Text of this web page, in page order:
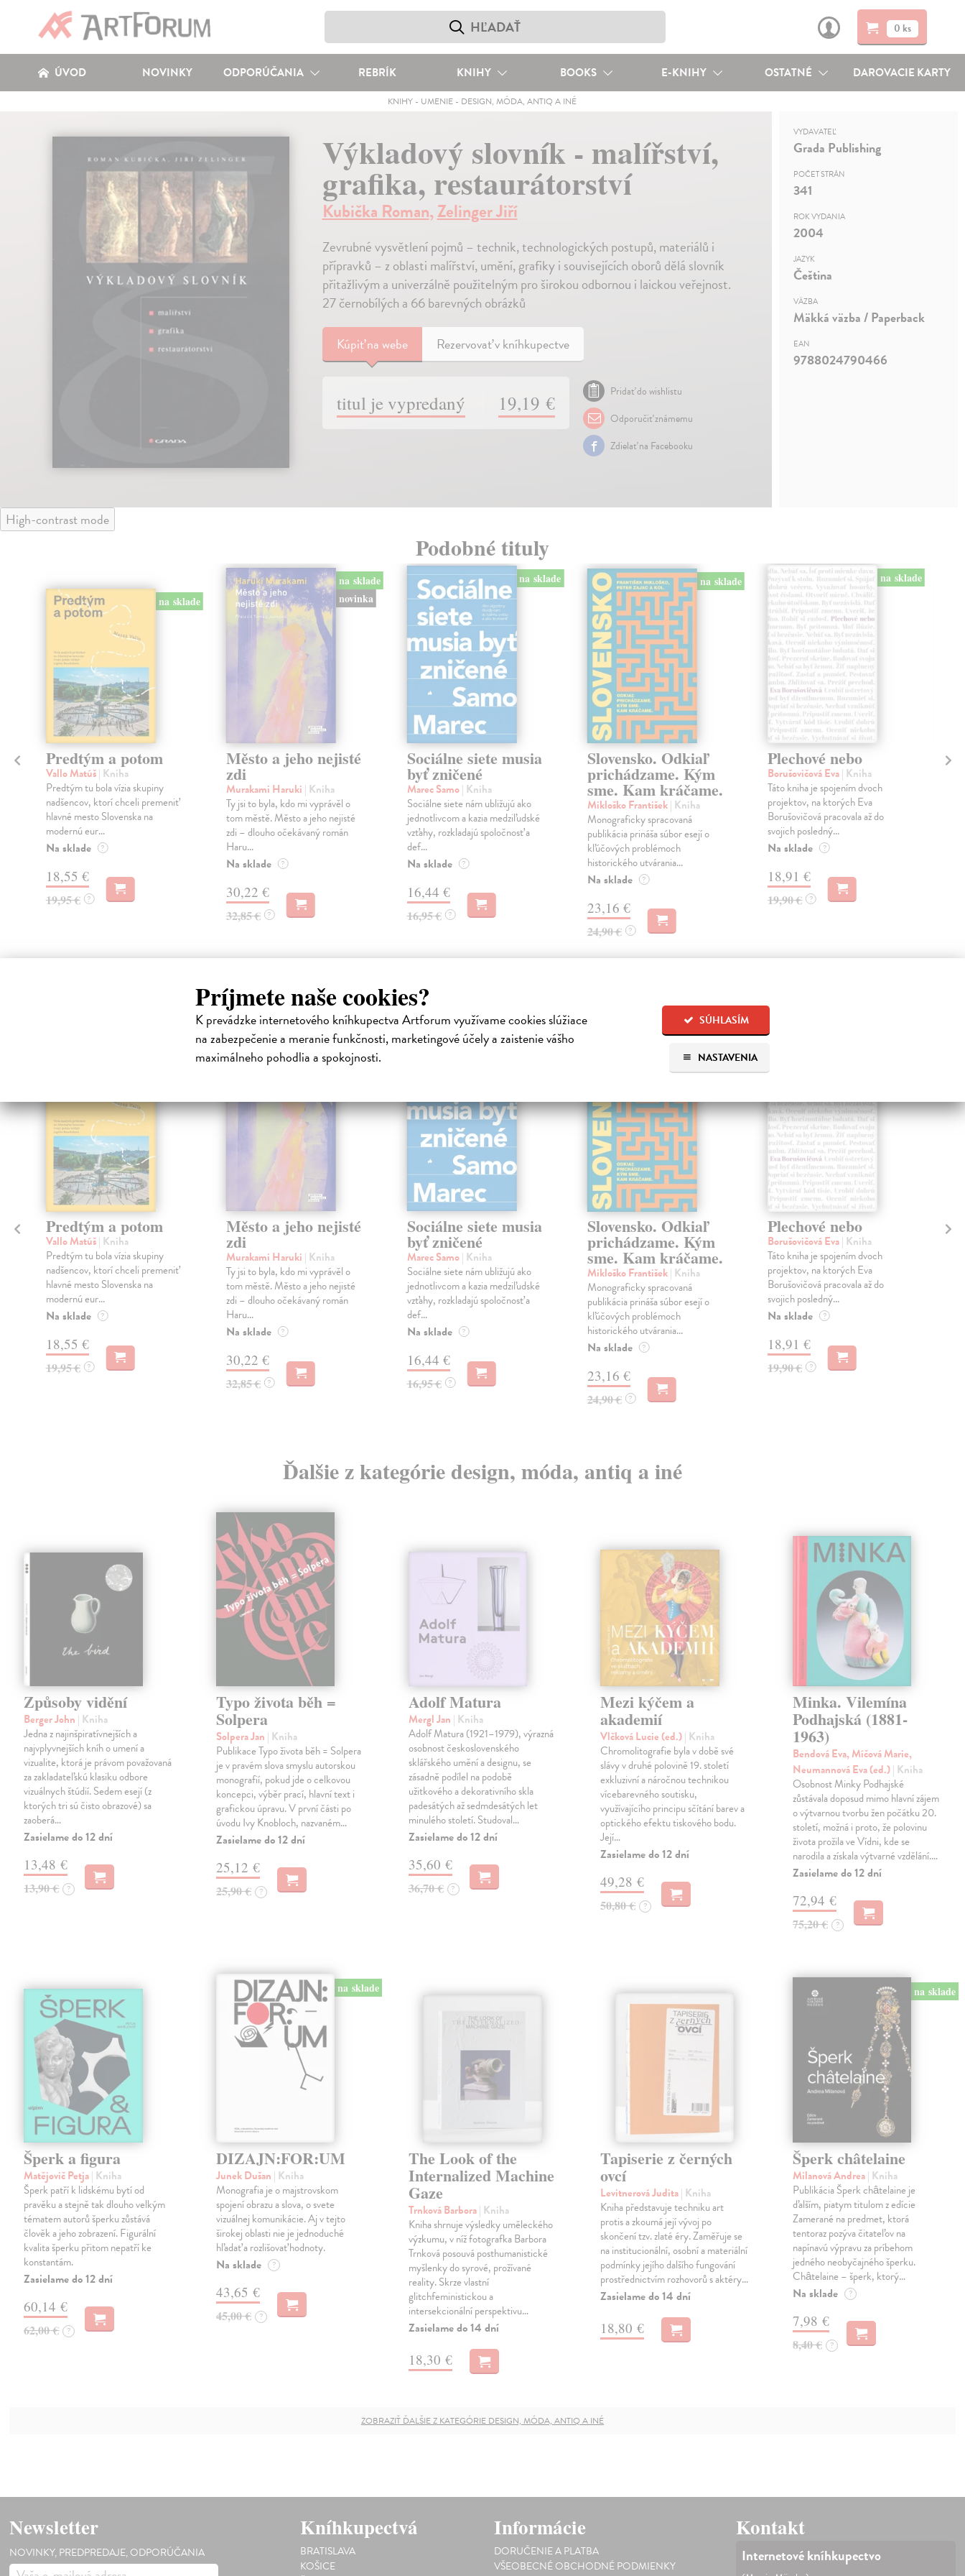
Príjmete naše cookies?
K prevádzke internetového kníhkupectva Artforum využívame cookies slúžiace
na zabezpečenie a meranie funkčnosti, marketingové účely a zaistenie vášho
maximálneho pohodlia a spokojnosti.
SÚHLASÍM
NASTAVENIA
0 ks
ÚVOD NOVINKY ODPORÚČANIA REBRÍK KNIHY BOOKS E-KNIHY OSTATNÉ DAROVACIE KARTY
KNIHY - UMENIE - DESIGN, MÓDA, ANTIQ A INÉ
Výkladový slovník - malířství,
grafika, restaurátorství
Kubička Roman,Zelinger Jiří
Zevrubné vysvětlení pojmů – technik, technologických postupů, materiálů i
přípravků – z oblasti malířství, umění, grafiky i souvisejících oborů dělá slovník
přitažlivým a univerzálně použitelným pro širokou odbornou i laickou veřejnost.
27 černobílých a 66 barevných obrázků
Kúpiťna webe Rezervovať v kníhkupectve
titul je vypredaný 19,19 €
Pridať do wishlistu
Odporučiť známemu
Zdielať na Facebooku
VYDAVATEĽ
Grada Publishing
POČET STRÁN
341
ROK VYDANIA
2004
JAZYK
Čeština
VÄZBA
Mäkká väzba / Paperback
EAN
9788024790466
High-contrast mode
Podobné tituly
na sklade
Predtým a potom
Vallo Matúš| Kniha
Predtým tu bola vízia skupiny
nadšencov, ktorí chceli premeniť
hlavné mesto Slovenska na
modernú eur...
Na sklade ?
18,55 €
19,95 € ?
na sklade
novinka
Město a jeho nejisté
zdi
Murakami Haruki | Kniha
Ty jsi to byla, kdo mi vyprávěl o
tom městě. Město a jeho nejisté
zdi – dlouho očekávaný román
Haru...
Na sklade ?
30,22 €
32,85 € ?
na sklade
Sociálne siete musia
byť zničené
Marec Samo| Kniha
Sociálne siete nám ubližujú ako
jednotlivcom a kazia medziľudské
vzťahy, rozkladajú spoločnosť a
def...
Na sklade ?
16,44 €
16,95 € ?
na sklade
Slovensko. Odkiaľ
prichádzame. Kým
sme. Kam kráčame.
Mikloško František| Kniha
Monograficky spracovaná
publikácia prináša súbor esejí o
kľúčových problémoch
historického utvárania...
Na sklade ?
23,16 €
24,90 € ?
na sklade
Plechové nebo
Borušovičová Eva| Kniha
Táto kniha je spojením dvoch
projektov, na ktorých Eva
Borušovičová pracovala až do
svojich posledný...
Na sklade ?
18,91 €
19,90 € ?
Čitatelia s podobným vkusom si kúpili aj:
Predtým a potom
Vallo Matúš| Kniha
Predtým tu bola vízia skupiny
nadšencov, ktorí chceli premeniť
hlavné mesto Slovenska na
modernú eur...
Na sklade ?
18,55 €
19,95 € ?
na sklade
novinka
Město a jeho nejisté
zdi
Murakami Haruki | Kniha
Ty jsi to byla, kdo mi vyprávěl o
tom městě. Město a jeho nejisté
zdi – dlouho očekávaný román
Haru...
Na sklade ?
30,22 €
32,85 € ?
na sklade
Sociálne siete musia
byť zničené
Marec Samo| Kniha
Sociálne siete nám ubližujú ako
jednotlivcom a kazia medziľudské
vzťahy, rozkladajú spoločnosť a
def...
Na sklade ?
16,44 €
16,95 € ?
Slovensko. Odkiaľ
prichádzame. Kým
sme. Kam kráčame.
Mikloško František| Kniha
Monograficky spracovaná
publikácia prináša súbor esejí o
kľúčových problémoch
historického utvárania...
Na sklade ?
23,16 €
24,90 € ?
Plechové nebo
Borušovičová Eva| Kniha
Táto kniha je spojením dvoch
projektov, na ktorých Eva
Borušovičová pracovala až do
svojich posledný...
Na sklade ?
18,91 €
19,90 € ?
Ďalšie z kategórie design, móda, antiq a iné
Způsoby vidění
Berger John | Kniha
Jedna z najinšpiratívnejších a
najvplyvnejších kníh o umení a
vizualite, ktorá je právom považovaná
za zakladateľskú klasiku odbore
vizuálnych štúdií. Sedem esejí (z
ktorých tri sú čisto obrazové) sa
zaoberá…
Zasielame do 12 dní
13,48 €
13,90 € ?
Typo života běh =
Solpera
Solpera Jan | Kniha
Publikace Typo života běh = Solpera
je v pravém slova smyslu autorskou
monografií, pokud jde o celkovou
koncepci, výběr prací, hlavní text i
grafickou úpravu. V první části po
úvodu Ivy Knobloch, nazvaném…
Zasielame do 12 dní
25,12 €
25,90 € ?
Adolf Matura
Mergl Jan | Kniha
Adolf Matura (1921–1979), výrazná
osobnost československého
sklářského umění a designu, se
zásadně podílel na podobě
užitkového a dekorativního skla
padesátých až sedmdesátých let
minulého století. Studoval…
Zasielame do 12 dní
35,60 €
36,70 € ?
Mezi kýčem a
akademií
Vlčková Lucie (ed.)| Kniha
Chromolitografie byla v době své
slávy v druhé polovině 19. století
exkluzivní a náročnou technikou
vícebarevného soutisku,
využívajícího principu sčítání barev a
optického efektu tiskového bodu.
Její…
Zasielame do 12 dní
49,28 €
50,80 € ?
Minka. Vilemína
Podhajská (1881-
1963)
Bendová Eva, Míčová Marie,
Neumannová Eva (ed.)| Kniha
Osobnost Minky Podhajské
zůstávala doposud mimo hlavní zájem
o výtvarnou tvorbu žen počátku 20.
století, možná i proto, že polovinu
života prožila ve Vídni, kde se
narodila a získala výtvarné vzdělání.…
Zasielame do 12 dní
72,94 €
75,20 € ?
Šperk a figura
Matějovič Petja| Kniha
Šperk patří k lidskému bytí od
pravěku a stejně tak dlouho velkým
tématem autorů šperku zůstává
člověk a jeho zobrazení. Figurální
kvalita šperku přitom nepatří ke
konstantám.
Zasielame do 12 dní
60,14 €
62,00 € ?
na sklade
DIZAJN:FOR:UM
Junek Dušan | Kniha
Monografia je o majstrovskom
spojení obrazu a slova, o svete
vizuálnej komunikácie. Aj v tejto
širokej oblasti nie je jednoduché
hľadať a rozlišovať hodnoty.
Na sklade ?
43,65 €
45,00 € ?
The Look of the
Internalized Machine
Gaze
Trnková Barbora| Kniha
Kniha shrnuje výsledky uměleckého
výzkumu, v níž fotografka Barbora
Trnková posouvá posthumanistické
myšlenky do syrové, prožívané
reality. Skrze vlastní
glitchfeministickou a
intersekcionální perspektivu…
Zasielame do 14 dní
18,30 €
Tapiserie z černých
ovcí
Levitnerová Judita| Kniha
Kniha představuje techniku art
protis a zkoumá její vývoj po
skončení tzv. zlaté éry. Zaměřuje se
na institucionální, osobní a materiální
podmínky jejího dalšího fungování
prostřednictvím rozhovorů s aktéry…
Zasielame do 14 dní
18,80 €
na sklade
Šperk châtelaine
Milanová Andrea| Kniha
Publikácia Šperk châtelaine je
ďalším, piatym titulom z edície
Zamerané na predmet, ktorá
tentoraz pozýva čitateľov na
napínavú výpravu za príbehom
jedného neobyčajného šperku.
Châtelaine – šperk, ktorý…
Na sklade ?
7,98 €
8,40 € ?
ZOBRAZIŤ ĎALŠIE Z KATEGÓRIE DESIGN, MÓDA, ANTIQ A INÉ
Newsletter
NOVINKY, PREDPREDAJE, ODPORÚČANIA
Kníhkupectvá
BRATISLAVA
KOŠICE
Informácie
DORUČENIE A PLATBA
VŠEOBECNÉ OBCHODNÉ PODMIENKY
Kontakt
Internetové kníhkupectvo